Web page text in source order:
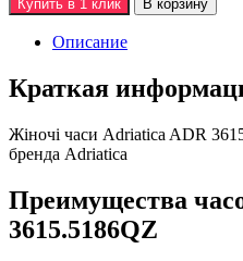
Купить в 1 клик В корзину
Описание
Краткая
Жiночi часи Adriatica ADR
бренда Adriatica
Преимущества
3615.5186QZ